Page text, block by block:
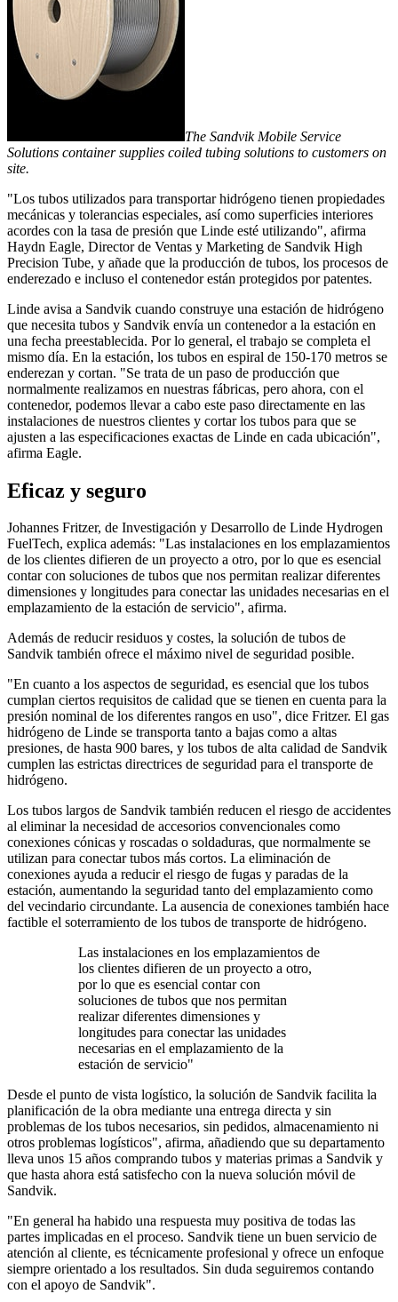
The Sandvik Mobile Service
Solutions container supplies coiled tubing solutions to customers on
site.
"Los tubos utilizados para transportar hidrógeno tienen propiedades
mecánicas y tolerancias especiales, así como superficies interiores
acordes con la tasa de presión que Linde esté utilizando", afirma
Haydn Eagle, Director de Ventas y Marketing de Sandvik High
Precision Tube, y añade que la producción de tubos, los procesos de
enderezado e incluso el contenedor están protegidos por patentes.
Linde avisa a Sandvik cuando construye una estación de hidrógeno
que necesita tubos y Sandvik envía un contenedor a la estación en
una fecha preestablecida. Por lo general, el trabajo se completa el
mismo día. En la estación, los tubos en espiral de 150-170 metros se
enderezan y cortan. "Se trata de un paso de producción que
normalmente realizamos en nuestras fábricas, pero ahora, con el
contenedor, podemos llevar a cabo este paso directamente en las
instalaciones de nuestros clientes y cortar los tubos para que se
ajusten a las especificaciones exactas de Linde en cada ubicación",
afirma Eagle.
Eficaz y seguro
Johannes Fritzer, de Investigación y Desarrollo de Linde Hydrogen
FuelTech, explica además: "Las instalaciones en los emplazamientos
de los clientes difieren de un proyecto a otro, por lo que es esencial
contar con soluciones de tubos que nos permitan realizar diferentes
dimensiones y longitudes para conectar las unidades necesarias en el
emplazamiento de la estación de servicio", afirma.
Además de reducir residuos y costes, la solución de tubos de
Sandvik también ofrece el máximo nivel de seguridad posible.
"En cuanto a los aspectos de seguridad, es esencial que los tubos
cumplan ciertos requisitos de calidad que se tienen en cuenta para la
presión nominal de los diferentes rangos en uso", dice Fritzer. El gas
hidrógeno de Linde se transporta tanto a bajas como a altas
presiones, de hasta 900 bares, y los tubos de alta calidad de Sandvik
cumplen las estrictas directrices de seguridad para el transporte de
hidrógeno.
Los tubos largos de Sandvik también reducen el riesgo de accidentes
al eliminar la necesidad de accesorios convencionales como
conexiones cónicas y roscadas o soldaduras, que normalmente se
utilizan para conectar tubos más cortos. La eliminación de
conexiones ayuda a reducir el riesgo de fugas y paradas de la
estación, aumentando la seguridad tanto del emplazamiento como
del vecindario circundante. La ausencia de conexiones también hace
factible el soterramiento de los tubos de transporte de hidrógeno.
Las instalaciones en los emplazamientos de
los clientes difieren de un proyecto a otro,
por lo que es esencial contar con
soluciones de tubos que nos permitan
realizar diferentes dimensiones y
longitudes para conectar las unidades
necesarias en el emplazamiento de la
estación de servicio"
Desde el punto de vista logístico, la solución de Sandvik facilita la
planificación de la obra mediante una entrega directa y sin
problemas de los tubos necesarios, sin pedidos, almacenamiento ni
otros problemas logísticos", afirma, añadiendo que su departamento
lleva unos 15 años comprando tubos y materias primas a Sandvik y
que hasta ahora está satisfecho con la nueva solución móvil de
Sandvik.
"En general ha habido una respuesta muy positiva de todas las
partes implicadas en el proceso. Sandvik tiene un buen servicio de
atención al cliente, es técnicamente profesional y ofrece un enfoque
siempre orientado a los resultados. Sin duda seguiremos contando
con el apoyo de Sandvik".